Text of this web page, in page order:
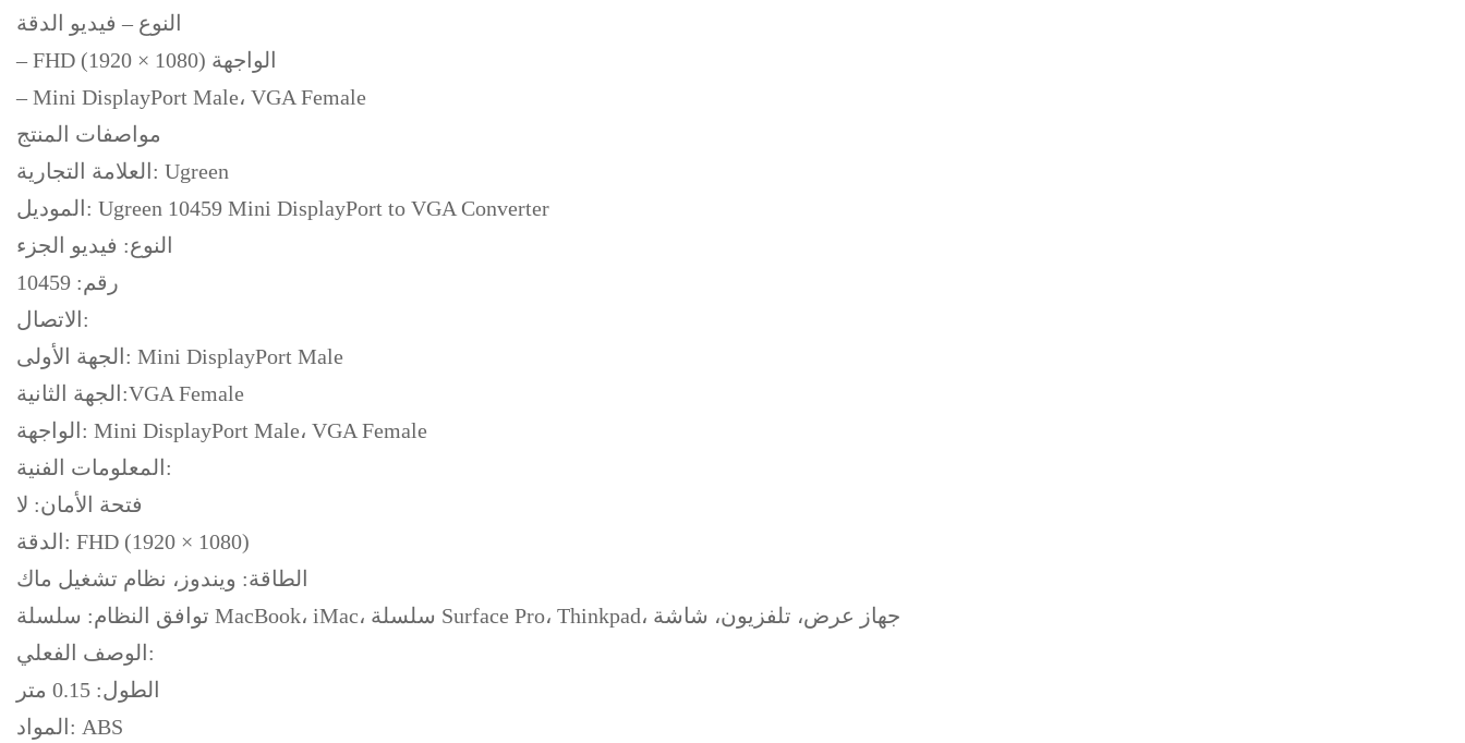
النوع – فيديو الدقة
– FHD (1920 × 1080) الواجهة
– Mini DisplayPort Male، VGA Female
مواصفات المنتج
العلامة التجارية: Ugreen
الموديل: Ugreen 10459 Mini DisplayPort to VGA Converter
النوع: فيديو الجزء
رقم: 10459
الاتصال:
الجهة الأولى: Mini DisplayPort Male
الجهة الثانية:VGA Female
الواجهة: Mini DisplayPort Male، VGA Female
المعلومات الفنية:
فتحة الأمان: لا
الدقة: FHD (1920 × 1080)
الطاقة: ويندوز، نظام تشغيل ماك
توافق النظام: سلسلة MacBook، iMac، سلسلة Surface Pro، Thinkpad، جهاز عرض، تلفزيون، شاشة
الوصف الفعلي:
الطول: 0.15 متر
المواد: ABS